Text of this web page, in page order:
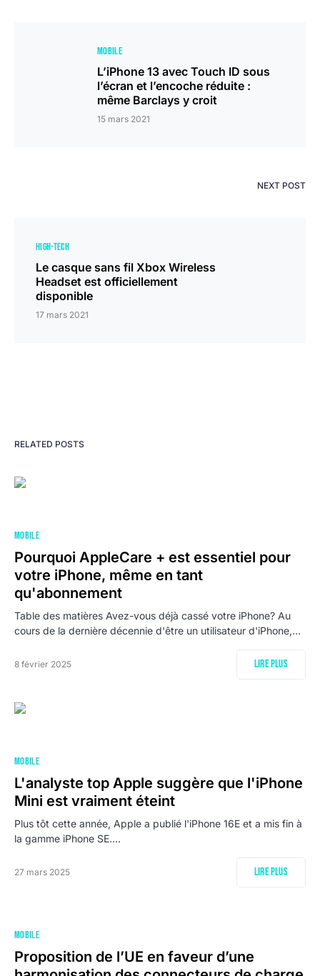
MOBILE
L’iPhone 13 avec Touch ID sous
l’écran et l’encoche réduite :
même Barclays y croit
15 mars 2021
NEXT POST
HIGH-TECH
Le casque sans fil Xbox Wireless
Headset est officiellement
disponible
17 mars 2021
RELATED POSTS
MOBILE
Pourquoi AppleCare + est essentiel pour
votre iPhone, même en tant
qu'abonnement
Table des matières Avez-vous déjà cassé votre iPhone? Au
cours de la dernière décennie d'être un utilisateur d'iPhone,…
8 février 2025 Lire plus
MOBILE
L'analyste top Apple suggère que l'iPhone
Mini est vraiment éteint
Plus tôt cette année, Apple a publié l'iPhone 16E et a mis fin à
la gamme iPhone SE.…
27 mars 2025 Lire plus
MOBILE
Proposition de l’UE en faveur d’une